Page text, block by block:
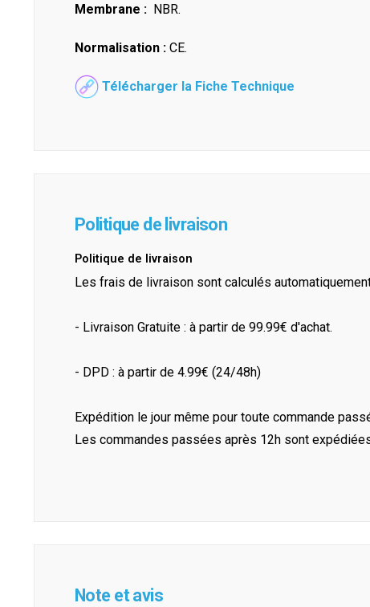
Membrane : NBR.
Normalisation : CE.
Télécharger la Fiche Technique
Politique de livraison
Politique de livraison
Les frais de livraison sont calculés
- Livraison Gratuite : à partir de 99.99€ d'achat.
- DPD : à partir de 4.99€ (24/48h)
Expédition le jour même pour toute commande
Les commandes passées après 12h sont
Note et avis